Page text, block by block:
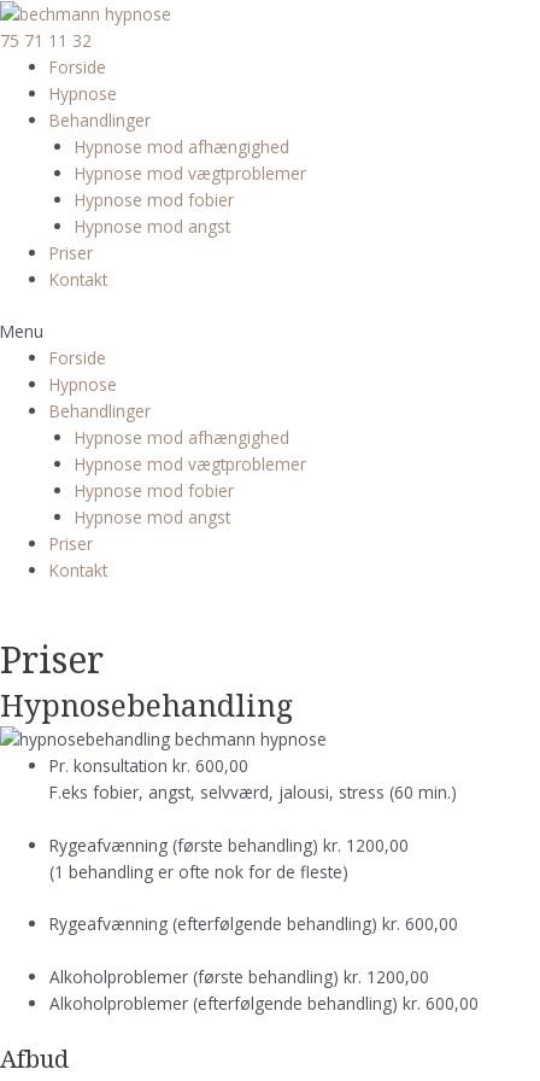
Gå
til
indholdet
75 71 11 32
Forside
Hypnose
Behandlinger
Hypnose mod afhængighed
Hypnose mod vægtproblemer
Hypnose mod fobier
Hypnose mod angst
Priser
Kontakt
Menu
Forside
Hypnose
Behandlinger
Hypnose mod afhængighed
Hypnose mod vægtproblemer
Hypnose mod fobier
Hypnose mod angst
Priser
Kontakt
Priser
Hypnosebehandling
Pr. konsultationkr. 600,00
F.eks fobier, angst, selvværd, jalousi, stress (60 min.)
Rygeafvænning (første behandling)kr. 1200,00
(1 behandling er ofte nok for de fleste)
Rygeafvænning (efterfølgende behandling)kr. 600,00
Alkoholproblemer (første behandling)kr. 1200,00
Alkoholproblemer (efterfølgende behandling)kr. 600,00
Afbud